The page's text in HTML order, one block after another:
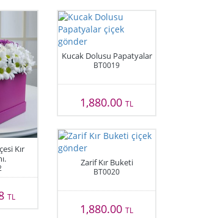
Kır
TL
Kucak Dolusu Papatyalar
BT0019
1,880.00TL
Zarif Kır Buketi
BT0020
1,880.00TL